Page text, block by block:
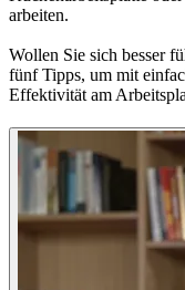
arbeiten.
Wollen Sie sich besser
fünf Tipps, um mit
Effektivität am